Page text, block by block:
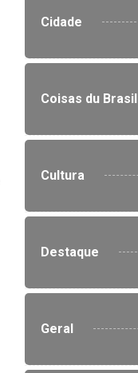
Cidade
Coisas du Brasil
Cultura
Destaque
Geral